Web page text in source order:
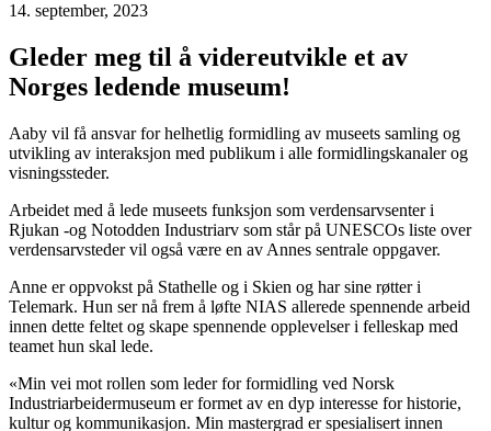
14. september, 2023
Gleder meg til å videreutvikle et av
Norges ledende museum!
Aaby vil få ansvar for helhetlig formidling av museets samling og
utvikling av interaksjon med publikum i alle formidlingskanaler og
visningssteder.
Arbeidet med å lede museets funksjon som verdensarvsenter i
Rjukan -og Notodden Industriarv som står på UNESCOs liste over
verdensarvsteder vil også være en av Annes sentrale oppgaver.
Anne er oppvokst på Stathelle og i Skien og har sine røtter i
Telemark. Hun ser nå frem å løfte NIAS allerede spennende arbeid
innen dette feltet og skape spennende opplevelser i felleskap med
teamet hun skal lede.
«Min vei mot rollen som leder for formidling ved Norsk
Industriarbeidermuseum er formet av en dyp interesse for historie,
kultur og kommunikasjon. Min mastergrad er spesialisert innen